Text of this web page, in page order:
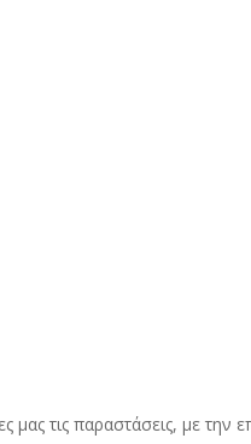
τις παραστάσεις, με την